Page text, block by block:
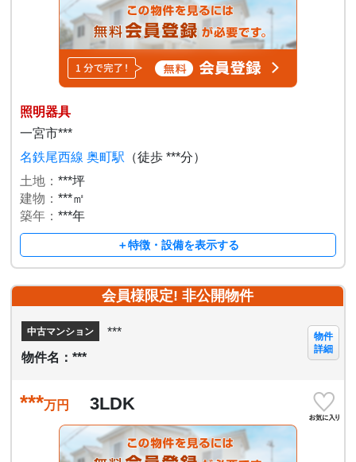
照明器具
一宮市***
名鉄尾西線 奥町駅 （徒歩 ***分）
土地：***坪
建物：***㎡
築年：***年
＋特徴・設備を表示する
会員様限定! 非公開物件
中古マンション
***
物件名：***
物件
詳細
***万円 3LDK